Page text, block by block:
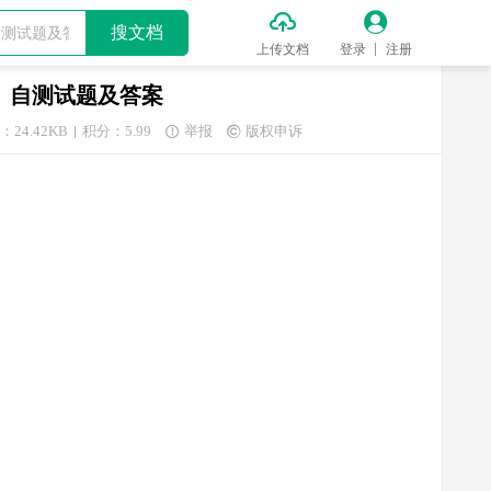
搜文档 
上传文档

登录 注册
自测试题及答案
24.42KB 积分：5.99  举报  版权申诉